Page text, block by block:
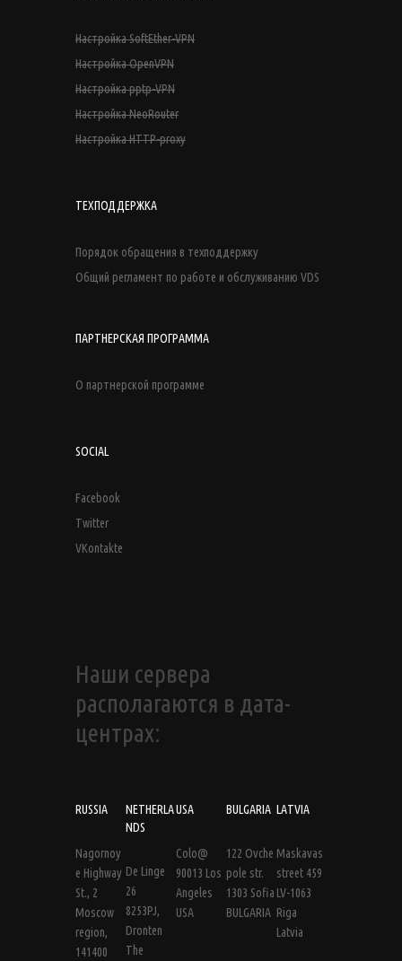
Настройка SoftEther-VPN
Настройка OpenVPN
Настройка pptp-VPN
Настройка NeoRouter
Настройка HTTP-proxy
ТЕХПОДДЕРЖКА
Порядок обращения в техподдержку
Общий регламент по работе и обслуживанию VDS
ПАРТНЕРСКАЯ ПРОГРАММА
О партнерской программе
SOCIAL
Facebook
Twitter
VKontakte
Наши сервера
располагаются в дата-
центрах:
RUSSIA
Nagornoy
e Highway
St., 2
Moscow
region,
141400
NETHERLA
NDS
De Linge
26
8253PJ,
Dronten
The
USA
Colo@
90013 Los
Angeles
USA
BULGARIA
122 Ovche
pole str.
1303 Sofia
BULGARIA
LATVIA
Maskavas
street 459
LV-1063
Riga
Latvia